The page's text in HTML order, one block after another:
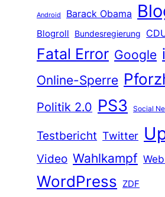
Android Barack Obama
Blogroll Bundesregierung
Fatal Error Google
Online-Sperre
Politik 2.0 PS3 Social
Testbericht Twitter
Video Wahlkampf
WordPress ZDF